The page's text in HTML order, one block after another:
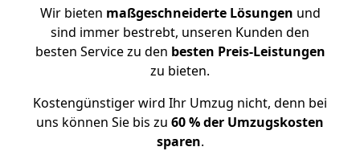
Wir bieten maßgeschneiderte Lösungen und
sind immer bestrebt, unseren Kunden den
besten Service zu den besten Preis-Leistungen
zu bieten.
Kostengünstiger wird Ihr Umzug nicht, denn bei
uns können Sie bis zu 60 % der Umzugskosten
sparen.